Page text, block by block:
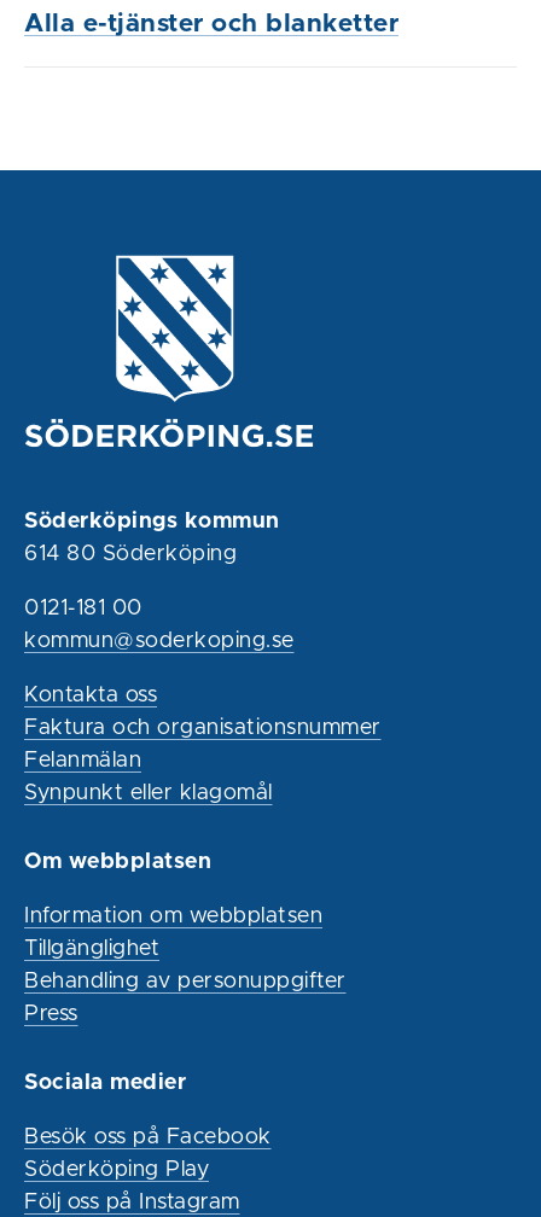
Alla e-tjänster och blanketter
Söderköpings kommun
614 80 Söderköping
0121-181 00
kommun@soderkoping.se
Kontakta oss
Faktura och organisationsnummer
Felanmälan
Synpunkt eller klagomål
Om webbplatsen
Information om webbplatsen
Tillgänglighet
Behandling av personuppgifter
Press
Sociala medier
Besök oss på Facebook
Söderköping Play
Följ oss på Instagram